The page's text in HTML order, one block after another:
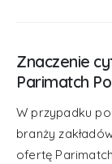
Znaczenie
Parimatch
W przypadku
branży
ofertę